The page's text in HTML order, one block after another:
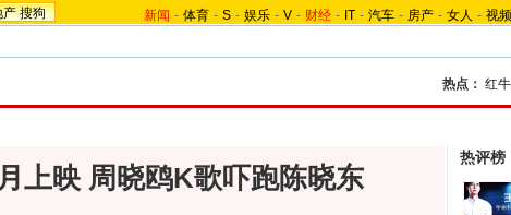
产 搜狗 新闻 - 体育 - S - 娱乐 - V - 财经 - IT - 汽车 - 房产 - 女人 - 视频
热点： 红
上映 周晓鸥K歌吓跑陈晓东
热评榜